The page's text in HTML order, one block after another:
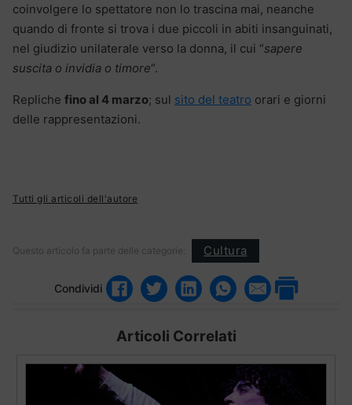
coinvolgere lo spettatore non lo trascina mai, neanche
quando di fronte si trova i due piccoli in abiti insanguinati,
nel giudizio unilaterale verso la donna, il cui “sapere
suscita o invidia o timore“.
Repliche fino al 4 marzo; sul sito del teatro orari e giorni
delle rappresentazioni.
Tutti gli articoli dell'autore
Questo articolo fa parte delle categorie: Cultura
Condividi
Articoli Correlati